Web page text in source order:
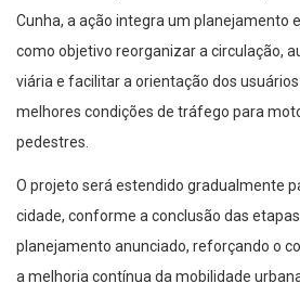
Cunha, a ação integra um planejamento
como objetivo reorganizar a circulação,
viária e facilitar a orientação dos
melhores condições de tráfego para
pedestres.
O projeto será estendido gradualmente
cidade, conforme a conclusão das
planejamento anunciado, reforçando o
a melhoria contínua da mobilidade